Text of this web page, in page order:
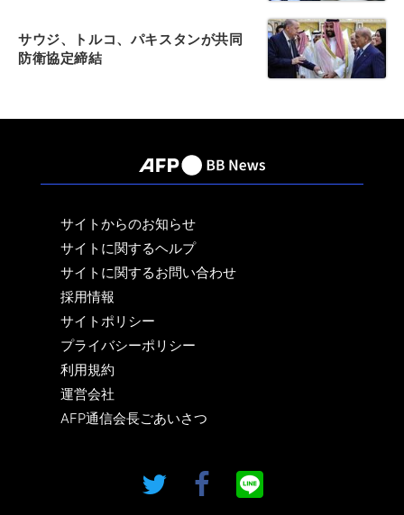
サウジ、トルコ、パキスタンが共同
防衛協定締結
サイトからのお知らせ
サイトに関するヘルプ
サイトに関するお問い合わせ
採用情報
サイトポリシー
プライバシーポリシー
利用規約
運営会社
AFP通信会長ごあいさつ